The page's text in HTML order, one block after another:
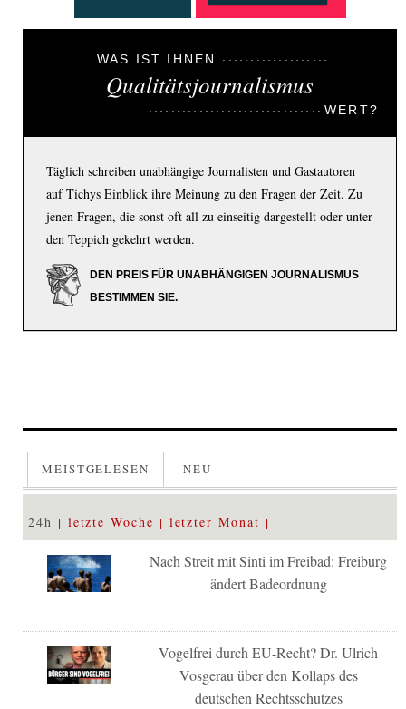
WAS IST IHNEN
Qualitätsjournalismus
WERT?
Täglich schreiben unabhängige Journalisten und Gastautoren
auf Tichys Einblick ihre Meinung zu den Fragen der Zeit. Zu
jenen Fragen, die sonst oft all zu einseitig dargestellt oder unter
den Teppich gekehrt werden.
DEN PREIS FÜR UNABHÄNGIGEN JOURNALISMUS
BESTIMMEN SIE.
MEISTGELESEN NEU
24h letzte Woche letzter Monat
Nach Streit mit Sinti im Freibad: Freiburg
ändert Badeordnung
Vogelfrei durch EU-Recht? Dr. Ulrich
Vosgerau über den Kollaps des
deutschen Rechtsschutzes